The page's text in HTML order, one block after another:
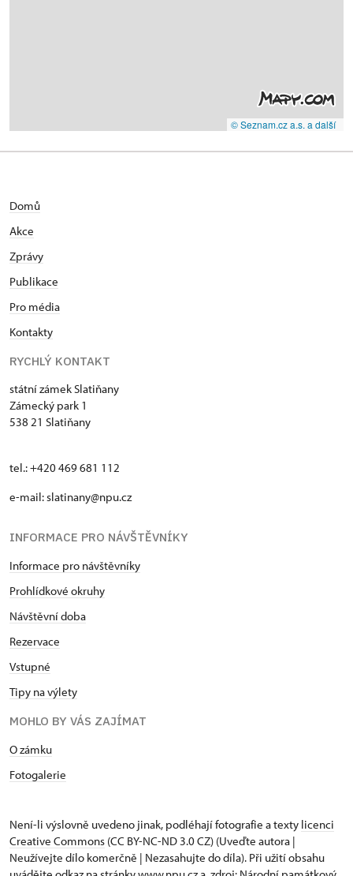
© Seznam.cz a.s. a další
Domů
Akce
Zprávy
Publikace
Pro média
Kontakty
RYCHLÝ KONTAKT
státní zámek Slatiňany
Zámecký park 1
538 21 Slatiňany
tel.: +420 469 681 112
e-mail: slatinany@npu.cz
INFORMACE PRO NÁVŠTĚVNÍKY
Informace pro návštěvníky
Prohlídkové okruhy
Návštěvní doba
Rezervace
Vstupné
Tipy na výlety
MOHLO BY VÁS ZAJÍMAT
O zámku
Fotogalerie
Není-li výslovně uvedeno jinak, podléhají fotografie a texty licenci
Creative Commons (CC BY-NC-ND 3.0 CZ) (Uveďte autora |
Neužívejte dílo komerčně | Nezasahujte do díla). Při užití obsahu